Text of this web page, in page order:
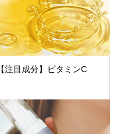
【注目成分】ビタミンC